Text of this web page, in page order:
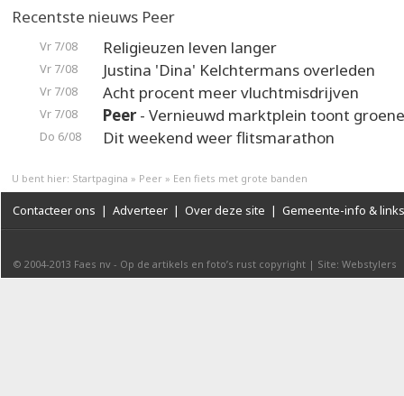
Recentste nieuws Peer
Vr 7/08 Religieuzen leven langer
Vr 7/08 Justina 'Dina' Kelchtermans overleden
Vr 7/08 Acht procent meer vluchtmisdrijven
Vr 7/08 Peer- Vernieuwd marktplein toont
Do 6/08 Dit weekend weer flitsmarathon
U bent hier: Startpagina » Peer » Een fiets met grote banden
Contacteer ons | Adverteer | Over deze site | Gemeente-info & links
© 2004-2013 Faes nv - Op de artikels en foto’s rust copyright | Site: Webstylers